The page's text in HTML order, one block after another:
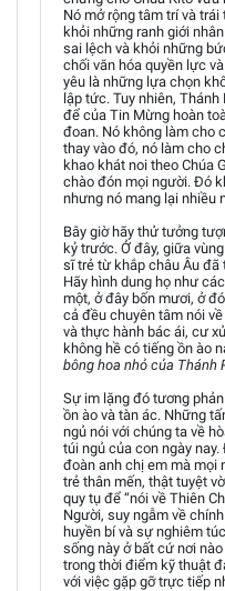
Nó mở rộng tâm trí và
khỏi những ranh giới
sai lệch và khỏi những
chối văn hóa quyền lực
yêu là những lựa chọn
lập tức. Tuy nhiên,
để của Tin Mừng hoàn
đoan. Nó không làm cho
thay vào đó, nó làm cho
khao khát noi theo Chúa
chào đón mọi người. Đó
nhưng nó mang lại nhiều
Bây giờ hãy thử tưởng
kỷ trước. Ở đây, giữa
sĩ trẻ từ khắp châu Âu đã
Hãy hình dung họ như
một, ở đây bốn mươi, ở
cả đều chuyên tâm nói
và thực hành bác ái, cư
không hề có tiếng ồn ào
bông hoa nhỏ của Thánh
Sự im lặng đó tương
ồn ào và tàn ác. Những
ngủ nói với chúng ta về
túi ngủ của con ngày
đoàn anh chị em mà mọi
trẻ thân mến, thật tuyệt
quy tụ để “nói về Thiên
Người, suy ngẫm về
huyền bí và sự nghiêm
sống này ở bất cứ nơi
trong thời điểm kỹ thuật
với việc gặp gỡ trực tiếp